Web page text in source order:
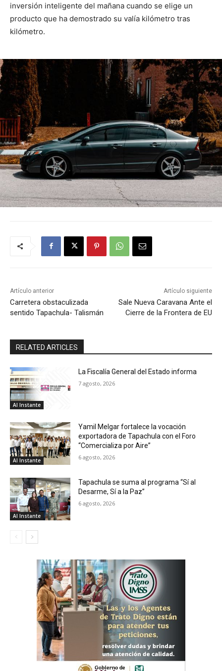
inversión inteligente del mañana cuando se elige un
producto que ha demostrado su valía kilómetro tras
kilómetro.
Artículo anterior
Carretera obstaculizada
sentido Tapachula- Talismán
Artículo siguiente
Sale Nueva Caravana Ante el
Cierre de la Frontera de EU
RELATED ARTICLES
Al Instante
La Fiscalía General del Estado informa
7 agosto, 2026
Al Instante
Yamil Melgar fortalece la vocación
exportadora de Tapachula con el Foro
“Comercializa por Aire”
6 agosto, 2026
Al Instante
Tapachula se suma al programa “Sí al
Desarme, Sí a la Paz”
6 agosto, 2026